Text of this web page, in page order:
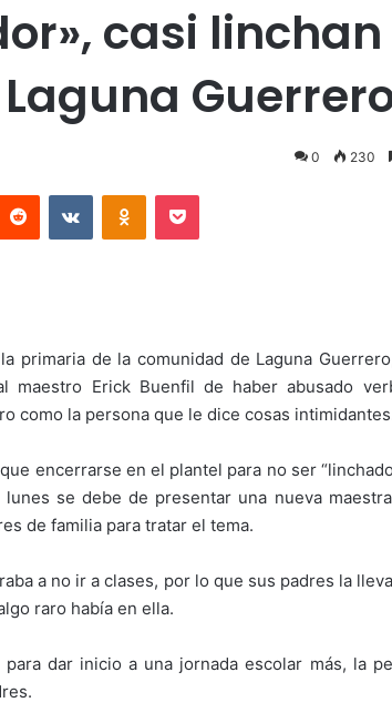
casi linchan
0 230
Reddit VKontakteOdnoklassniki
Pocket
primaria de la comunidad de Laguna
maestro Erick Buenfil de haber abusado
como la persona que le dice cosas
encerrarse en el plantel para no ser
se debe de presentar una nueva
de familia para tratar el tema.
a no ir a clases, por lo que sus padres la
raro había en ella.
dar inicio a una jornada escolar más, la